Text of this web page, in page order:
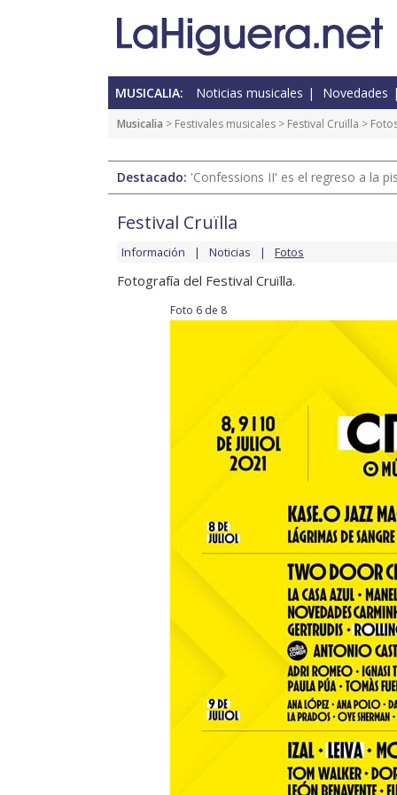
MUSICALIA: Noticias musicales Novedades
Musicalia > Festivales musicales > Festival Cruïlla >
Destacado: 'Confessions II' es el regreso a la
Festival Cruïlla
Información Noticias Fotos
Fotografía del Festival Cruïlla.
Foto 6 de 8